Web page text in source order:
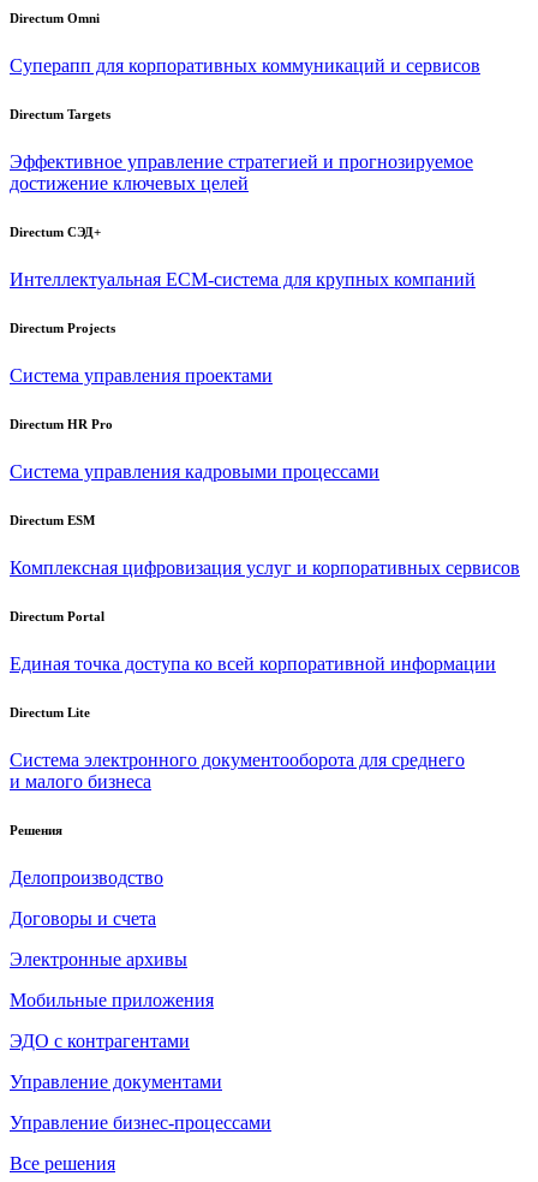
Directum Omni
Суперапп для корпоративных коммуникаций и сервисов
Directum Targets
Эффективное управление стратегией и прогнозируемое
достижение ключевых целей
Directum СЭД+
Интеллектуальная ECM-система для крупных компаний
Directum Projects
Система управления проектами
Directum HR Pro
Система управления кадровыми процессами
Directum ESM
Комплексная цифровизация услуг и корпоративных сервисов
Directum Portal
Единая точка доступа ко всей корпоративной информации
Directum Lite
Система электронного документооборота для среднего
и малого бизнеса
Решения
Делопроизводство
Договоры и счета
Электронные архивы
Мобильные приложения
ЭДО с контрагентами
Управление документами
Управление бизнес-процессами
Все решения